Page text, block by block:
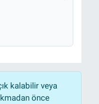
kalabilir veya
önce